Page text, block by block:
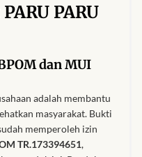
PARU
dan MUI
adalah membantu
masyarakat. Bukti
memperoleh izin
TR.173394651,